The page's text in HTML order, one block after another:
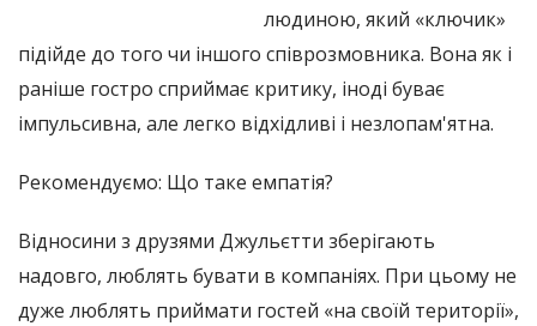
людиною, який «ключик»
підійде до того чи іншого співрозмовника. Вона як і
раніше гостро сприймає критику, іноді буває
імпульсивна, але легко відхідливі і незлопам'ятна.
Рекомендуємо: Що таке емпатія?
Відносини з друзями Джульєтти зберігають
надовго, люблять бувати в компаніях. При цьому не
дуже люблять приймати гостей «на своїй території»,